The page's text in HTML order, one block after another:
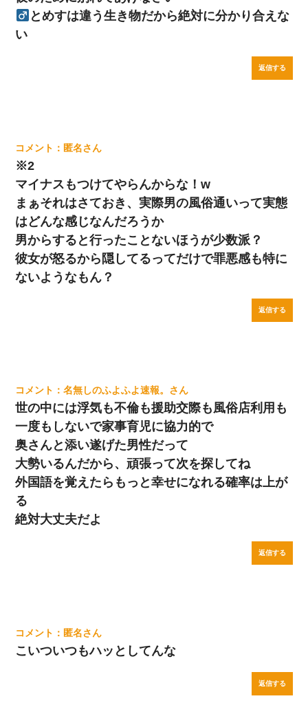
とめすは違う生き物だから絶対に分かり合えな
い
返信する
匿名
※2
マイナスもつけてやらんからな！w
まぁそれはさておき、実際男の風俗通いって実態
はどんな感じなんだろうか
男からすると行ったことないほうが少数派？
彼女が怒るから隠してるってだけで罪悪感も特に
ないようなもん？
返信する
名無しのふよふよ速報。
世の中には浮気も不倫も援助交際も風俗店利用も
一度もしないで家事育児に協力的で
奥さんと添い遂げた男性だって
大勢いるんだから、頑張って次を探してね
外国語を覚えたらもっと幸せになれる確率は上が
る
絶対大丈夫だよ
返信する
匿名
こいついつもハッとしてんな
返信する